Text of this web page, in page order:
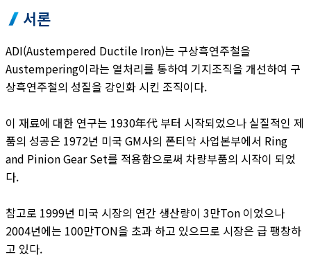
서론
ADI(Austempered Ductile Iron)는 구상흑연주철을
Austempering이라는 열처리를 통하여 기지조직을 개선하여 구
상흑연주철의 성질을 강인화 시킨 조직이다.
이 재료에 대한 연구는 1930年代 부터 시작되었으나 실질적인 제
품의 성공은 1972년 미국 GM사의 폰티악 사업본부에서 Ring
and Pinion Gear Set를 적용함으로써 차량부품의 시작이 되었
다.
참고로 1999년 미국 시장의 연간 생산량이 3만Ton 이었으나
2004년에는 100만TON을 초과 하고 있으므로 시장은 급 팽창하
고 있다.